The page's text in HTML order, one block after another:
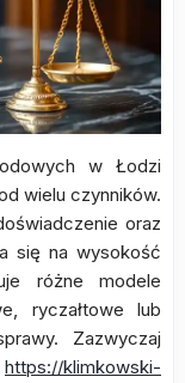
w Łodzi
wielu czynników.
oraz
się na wysokość
różne modele
ryczałtowe lub
Zazwyczaj
https://klimkowski-